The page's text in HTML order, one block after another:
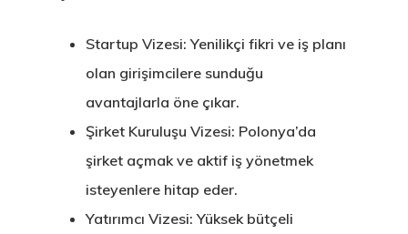
Startup Vizesi: Yenilikçi fikri ve iş planı
olan girişimcilere sunduğu
avantajlarla öne çıkar.
Şirket Kuruluşu Vizesi: Polonya’da
şirket açmak ve aktif iş yönetmek
isteyenlere hitap eder.
Yatırımcı Vizesi: Yüksek bütçeli